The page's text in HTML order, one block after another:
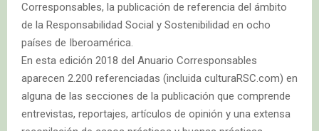
Corresponsables, la publicación de referencia del ámbito
de la Responsabilidad Social y Sostenibilidad en ocho
países de Iberoamérica.
En esta edición 2018 del Anuario Corresponsables
aparecen 2.200 referenciadas (incluida culturaRSC.com) en
alguna de las secciones de la publicación que comprende
entrevistas, reportajes, artículos de opinión y una extensa